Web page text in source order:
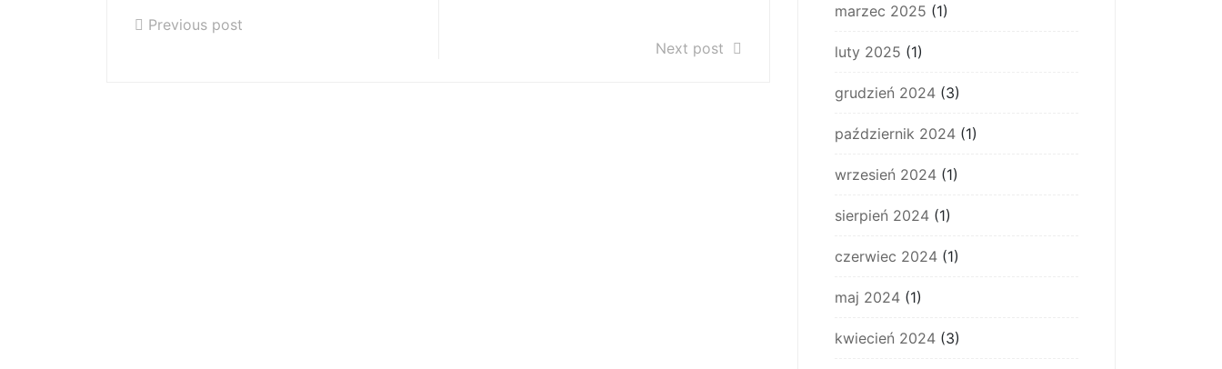
Previous post
Next post
marzec 2025 (1)
luty 2025 (1)
grudzień 2024 (3)
październik 2024 (1)
wrzesień 2024 (1)
sierpień 2024 (1)
czerwiec 2024 (1)
maj 2024 (1)
kwiecień 2024 (3)